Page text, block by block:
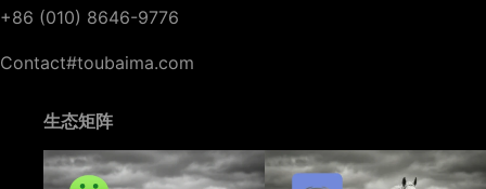
+86 (010) 8646-9776
Contact#toubaima.com
生态矩阵